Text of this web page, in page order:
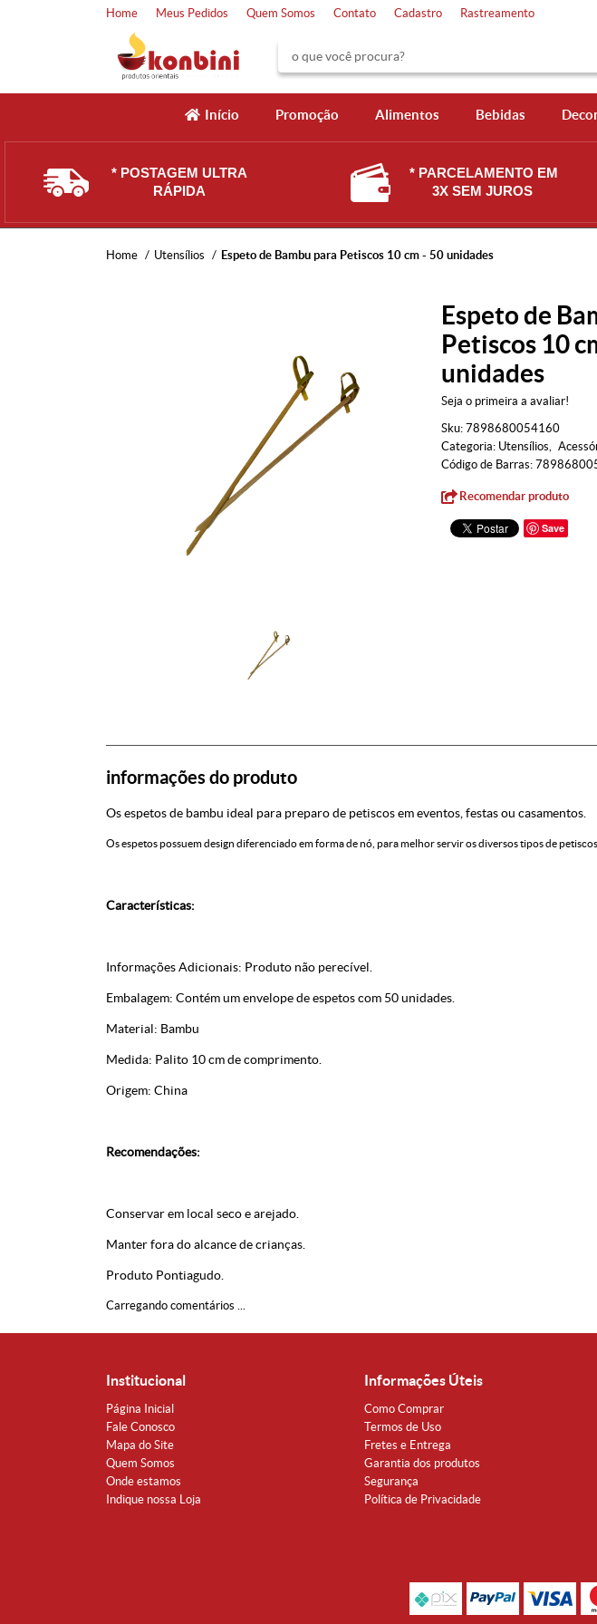
Home Meus Pedidos Quem Somos Contato Cadastro Rastreamento
Início Promoção Alimentos Bebidas
* POSTAGEM ULTRA
RÁPIDA
* PARCELAMENTO EM
3X SEM JUROS
Home Utensílios Espeto de Bambu para Petiscos 10 cm - 50 unidades
Espeto de
Petiscos 10
unidades
Seja o primeira a avaliar!
Sku: 7898680054160
Categoria: Utensílios
Código de Barras:
Recomendar produto
Save
informações do produto
Os espetos de bambu ideal para preparo de petiscos em eventos, festas ou casamentos.
Os espetos possuem design diferenciado em forma de nó, para melhor servir os diversos tipos de petiscos.
Características:
Informações Adicionais: Produto não perecível.
Embalagem: Contém um envelope de espetos com 50 unidades.
Material: Bambu
Medida: Palito 10 cm de comprimento.
Origem: China
Recomendações:
Conservar em local seco e arejado.
Manter fora do alcance de crianças.
Produto Pontiagudo.
Carregando comentários ...
Institucional
Página Inicial
Fale Conosco
Mapa do Site
Quem Somos
Onde estamos
Indique nossa Loja
Informações Úteis
Como Comprar
Termos de Uso
Fretes e Entrega
Garantia dos produtos
Segurança
Política de Privacidade